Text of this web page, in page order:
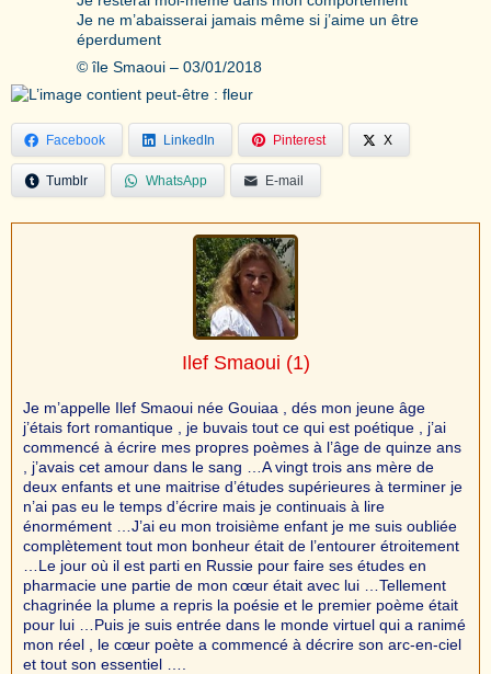
Je ne m’abaisserai jamais même si j’aime un être
éperdument
© île Smaoui – 03/01/2018
Facebook LinkedIn Pinterest X
Tumblr WhatsApp E-mail
Ilef Smaoui (1)
Je m’appelle Ilef Smaoui née Gouiaa , dés mon jeune âge
j’étais fort romantique , je buvais tout ce qui est poétique , j’ai
commencé à écrire mes propres poèmes à l’âge de quinze ans
, j’avais cet amour dans le sang …A vingt trois ans mère de
deux enfants et une maitrise d’études supérieures à terminer je
n’ai pas eu le temps d’écrire mais je continuais à lire
énormément …J’ai eu mon troisième enfant je me suis oubliée
complètement tout mon bonheur était de l’entourer étroitement
…Le jour où il est parti en Russie pour faire ses études en
pharmacie une partie de mon cœur était avec lui …Tellement
chagrinée la plume a repris la poésie et le premier poème était
pour lui …Puis je suis entrée dans le monde virtuel qui a ranimé
mon réel , le cœur poète a commencé à décrire son arc-en-ciel
et tout son essentiel ….